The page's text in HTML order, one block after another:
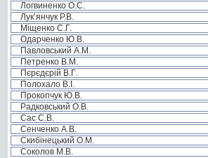
Логвиненко О.С.
Лук’янчук Р.В.
Міщенко С.Г.
Одарченко Ю.В.
Павловський А.М.
Петренко В.М.
Пєрєдєрій В.Г.
Полохало В.І.
Прокопчук Ю.В.
Радковський О.В.
Сас С.В.
Сенченко А.В.
Скибінецький О.М.
Соколов М.В.